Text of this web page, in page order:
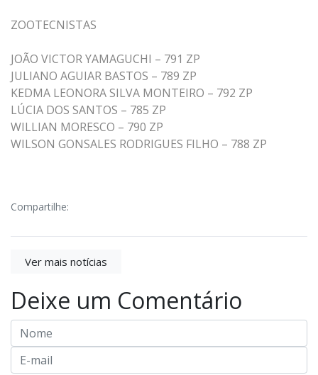
ZOOTECNISTAS
JOÃO VICTOR YAMAGUCHI – 791 ZP
JULIANO AGUIAR BASTOS – 789 ZP
KEDMA LEONORA SILVA MONTEIRO – 792 ZP
LÚCIA DOS SANTOS – 785 ZP
WILLIAN MORESCO – 790 ZP
WILSON GONSALES RODRIGUES FILHO – 788 ZP
Compartilhe:
Ver mais notícias
Deixe um Comentário